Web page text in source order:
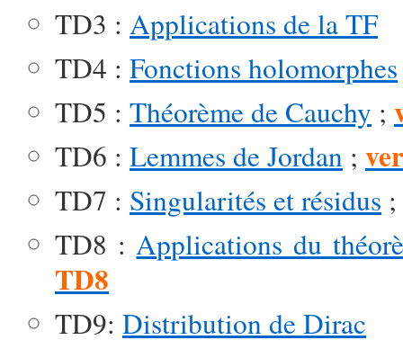
TD3 : Applications de la TF
TD4 : Fonctions holomorphes
TD5 : Théorème de Cauchy ;
TD6 : Lemmes de Jordan ;
TD7 : Singularités et résidus ;
TD8 :Applications du
TD8
TD9: Distribution de Dirac